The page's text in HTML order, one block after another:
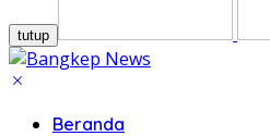
tutup
Beranda